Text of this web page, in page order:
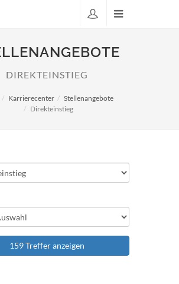
DIREKTEINSTIEG
Karrierecenter
Stellenangebote
Direkteinstieg
159 Treffer anzeigen